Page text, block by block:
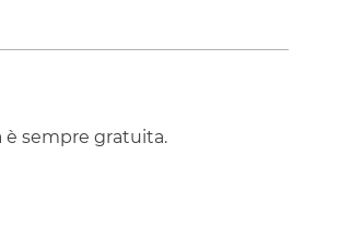
è sempre gratuita.